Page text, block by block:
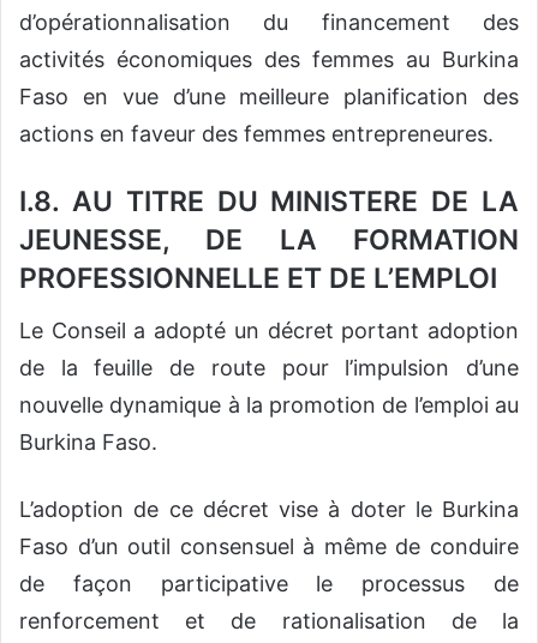
d’opérationnalisation du financement des
activités économiques des femmes au Burkina
Faso en vue d’une meilleure planification des
actions en faveur des femmes entrepreneures.
I.8. AU TITRE DU MINISTERE DE LA
JEUNESSE, DE LA FORMATION
PROFESSIONNELLE ET DE L’EMPLOI
Le Conseil a adopté un décret portant adoption
de la feuille de route pour l’impulsion d’une
nouvelle dynamique à la promotion de l’emploi au
Burkina Faso.
L’adoption de ce décret vise à doter le Burkina
Faso d’un outil consensuel à même de conduire
de façon participative le processus de
renforcement et de rationalisation de la